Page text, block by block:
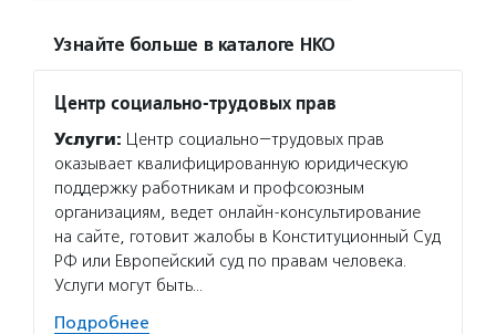
Узнайте больше в каталоге НКО
Центр социально-трудовых прав
Услуги: Центр социально−трудовых прав
оказывает квалифицированную юридическую
поддержку работникам и профсоюзным
организациям, ведет онлайн-консультирование
на сайте, готовит жалобы в Конституционный Суд
РФ или Европейский суд по правам человека.
Услуги могут быть…
Подробнее